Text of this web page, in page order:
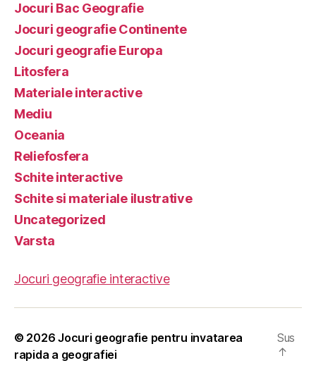
Jocuri Bac Geografie
Jocuri geografie Continente
Jocuri geografie Europa
Litosfera
Materiale interactive
Mediu
Oceania
Reliefosfera
Schite interactive
Schite si materiale ilustrative
Uncategorized
Varsta
Jocuri geografie interactive
© 2026Jocuri geografie pentru invatarea
rapida a geografiei
Sus
↑